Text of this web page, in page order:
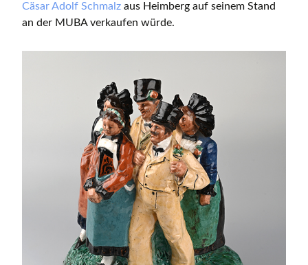
Cäsar Adolf Schmalz aus Heimberg auf seinem Stand
an der MUBA verkaufen würde.